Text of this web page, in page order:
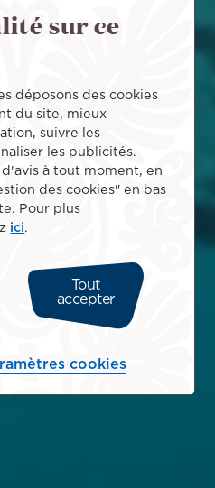
sur ce
déposons des cookies
du site, mieux
suivre les
les publicités.
à tout moment, en
des cookies" en bas
Pour plus
ici
Tout
accepter
cookies